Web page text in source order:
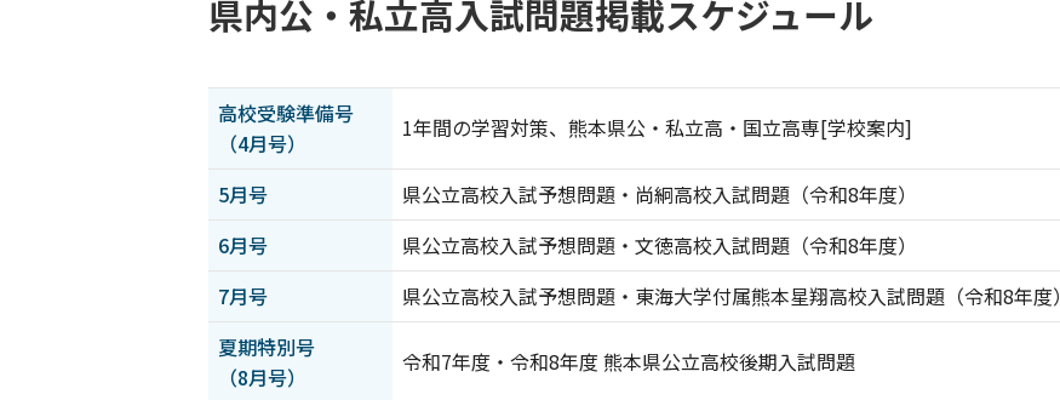
県内公・私立高入試問題掲載スケジュール
高校受験準備号
（4月号）
1年間の学習対策、熊本県公・私立高・国立高専[学校案内]
5月号 県公立高校入試予想問題・尚絅高校入試問題（令和8年度）
6月号
県公立高校入試予想問題・文徳高校入試問題（令和8年度）
7月号
県公立高校入試予想問題・東海大学付属熊本星翔高校入試問題（令和8年度）
夏期特別号
（8月号）
令和7年度・令和8年度 熊本県公立高校後期入試問題